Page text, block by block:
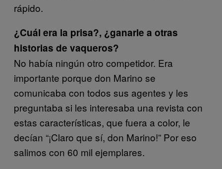
rápido.
¿Cuál era la prisa?, ¿ganarle a otras
historias de vaqueros?
No había ningún otro competidor. Era
importante porque don Marino se
comunicaba con todos sus agentes y les
preguntaba si les interesaba una revista con
estas características, que fuera a color, le
decían “¡Claro que sí, don Marino!” Por eso
salimos con 60 mil ejemplares.